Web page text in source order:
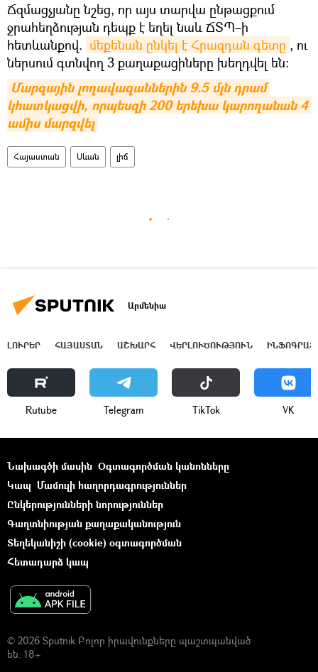
Ճզմացչյանը նշեց, որ այս տարվա ընթացքում
ջրահեղձության դեպք է եղել նաև ՃՏՊ–ի
հետևանքով. մեքենան ընկել է Հրազդան գետը , ու
ներսում գտնվող 3 քաղաքացիները խեղդվել են։
Մարզային լողավազաններին 9.5 մլն դրամ
կհատկացվի, որպեսզի 200 երեխա կարողանան 4
ամիս մարզվել
Հայաստան Սևան լիճ
Արմենիա
ԼՈՒՐԵՐ ՀԱՅԱՍՏԱՆ ԱՇԽԱՐՀ ՎԵՐԼՈՒԾՈՒԹՅՈՒՆ
Rutube Telegram ТikТоk VK
Նախագծի մասին Օգտագործման կանոնները
Կապ Մամուլի հաղորդագրություններ
Ընկերությունների նորություններ
Գաղտնիության քաղաքականություն
Տեղեկանիշի (cookie) օգտագործման
Հետադարձ կապ
© 2026 Sputnik Բոլոր իրավունքները պաշտպանված
են. 18+